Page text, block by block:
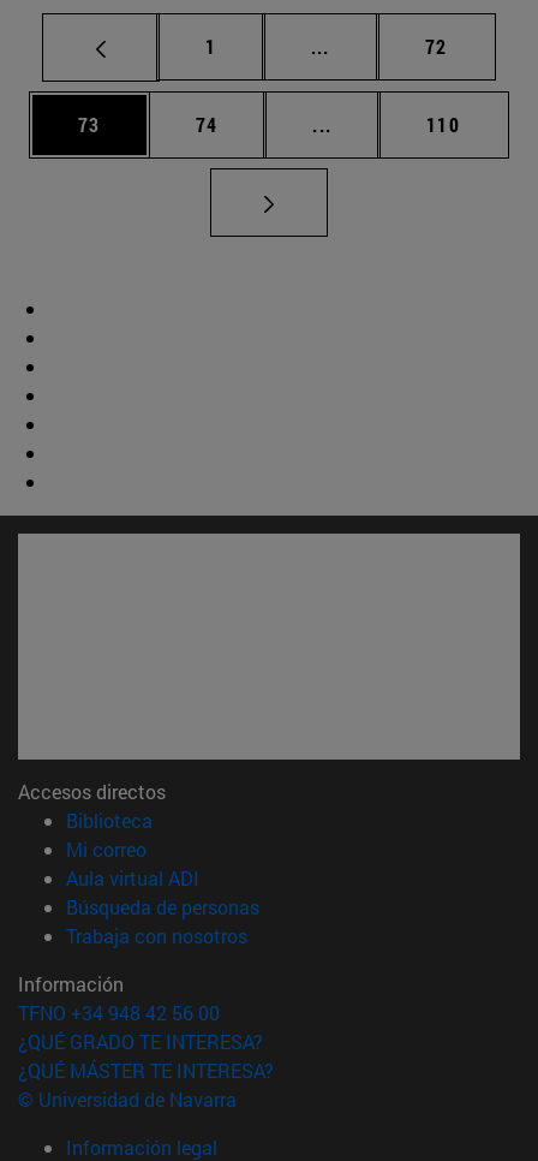
Página
1 ... Páginas intermedias
Página
72
Página
73 Página
74 ... Páginas intermedias
Página
110
Accesos directos
Biblioteca
Mi correo(abre en nueva ventana)
Aula virtual ADI
Búsqueda de personas(abre en nueva ventana)
Trabaja con nosotros(abre en nueva ventana)
Información
TFNO +34 948 42 56 00
¿QUÉ GRADO TE INTERESA?
¿QUÉ MÁSTER TE INTERESA?
© Universidad de Navarra
Información legal